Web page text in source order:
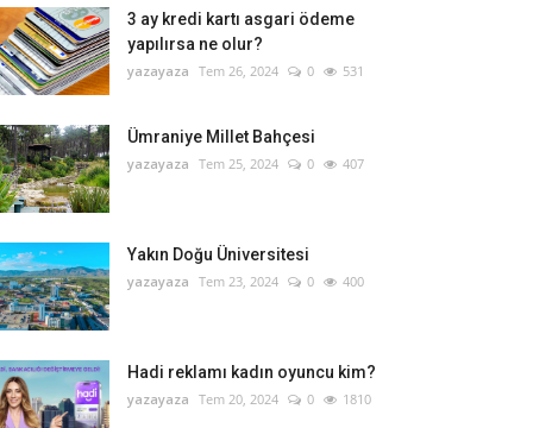
3 ay kredi kartı asgari ödeme
yapılırsa ne olur?
yazayaza Tem 26, 2024 0 531
Ümraniye Millet Bahçesi
yazayaza Tem 25, 2024 0 407
Yakın Doğu Üniversitesi
yazayaza Tem 23, 2024 0 400
Hadi reklamı kadın oyuncu kim?
yazayaza Tem 20, 2024 0 1810